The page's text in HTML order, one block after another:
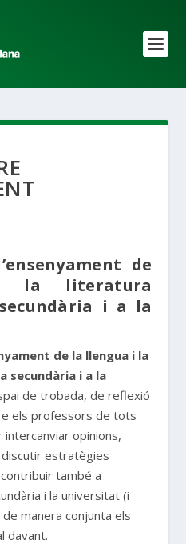
de
la literatura
i a la
de la llengua i la
secundària i a la
de trobada, de reflexió
els professors de tots
opinions,
estratègies
també a
i la universitat (i
manera conjunta els
davant.